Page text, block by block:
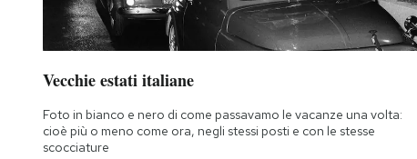
Vecchie estati italiane
Foto in bianco e nero di come passavamo le vacanze una volta:
cioè più o meno come ora, negli stessi posti e con le stesse
scocciature